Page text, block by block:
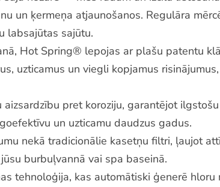
un ķermeņa atjaunošanos. Regulāra
labsajūtas sajūtu.
Hot Spring® lepojas ar plašu patentu
uzticamus un viegli kopjamus
pret koroziju, garantējot
un uzticamu daudzus gadus.
nekā tradicionālie kasetņu filtri, ļaujot
burbuļvannā vai spa baseinā.
tehnoloģija, kas automātiski ģenerē